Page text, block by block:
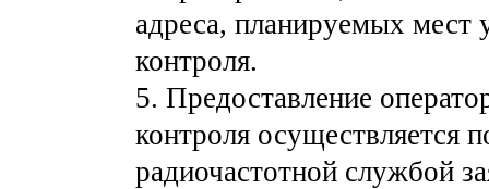
адреса, планируемых мест
контроля.
5. Предоставление
контроля осуществляется
радиочастотной службой